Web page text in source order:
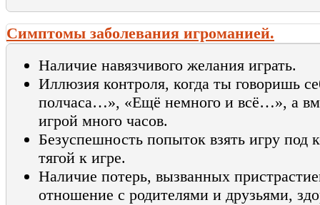
Симптомы заболевания игроманией.
Наличие навязчивого желания играть.
Иллюзия контроля, когда ты говоришь
полчаса…», «Ещё немного и всё…», а
игрой много часов.
Безуспешность попыток взять игру под
тягой к игре.
Наличие потерь, вызванных
отношение с родителями и друзьями,